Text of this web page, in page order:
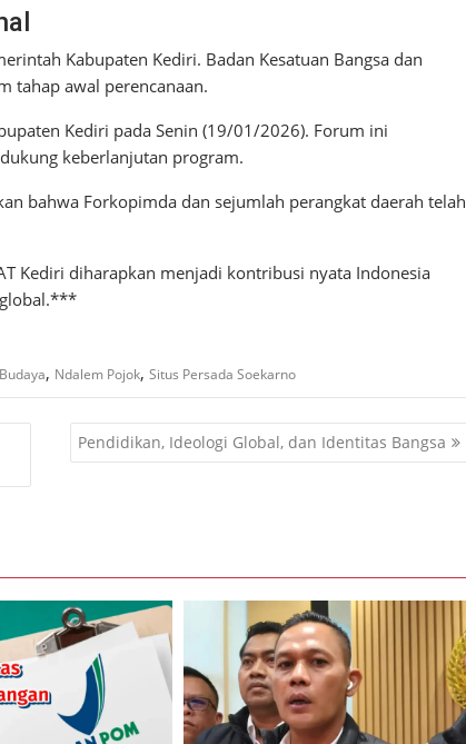
Kabupaten Kediri. Badan Kesatuan Bangsa dan
tahap awal perencanaan.
Kediri pada Senin (19/01/2026). Forum ini
keberlanjutan program.
bahwa Forkopimda dan sejumlah perangkat daerah telah
Kediri diharapkan menjadi kontribusi nyata Indonesia
, Ndalem Pojok, Situs Persada Soekarno
Pendidikan, Ideologi Global, dan Identitas Bangsa